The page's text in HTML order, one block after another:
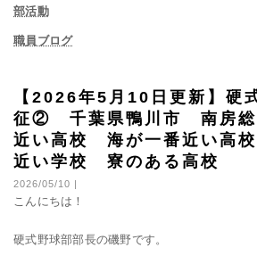
部活動
職員ブログ
【2026年5月10日更新】硬
征② 千葉県鴨川市 南房
近い高校 海が一番近い高
近い学校 寮のある高校
2026/05/10 |
こんにちは！
硬式野球部部長の磯野です。